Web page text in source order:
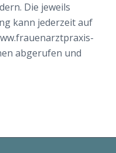
Die jeweils
kann jederzeit auf
abgerufen und